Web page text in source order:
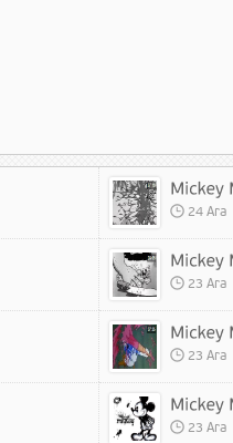
24 Ara
23 Ara
23 Ara
23 Ara